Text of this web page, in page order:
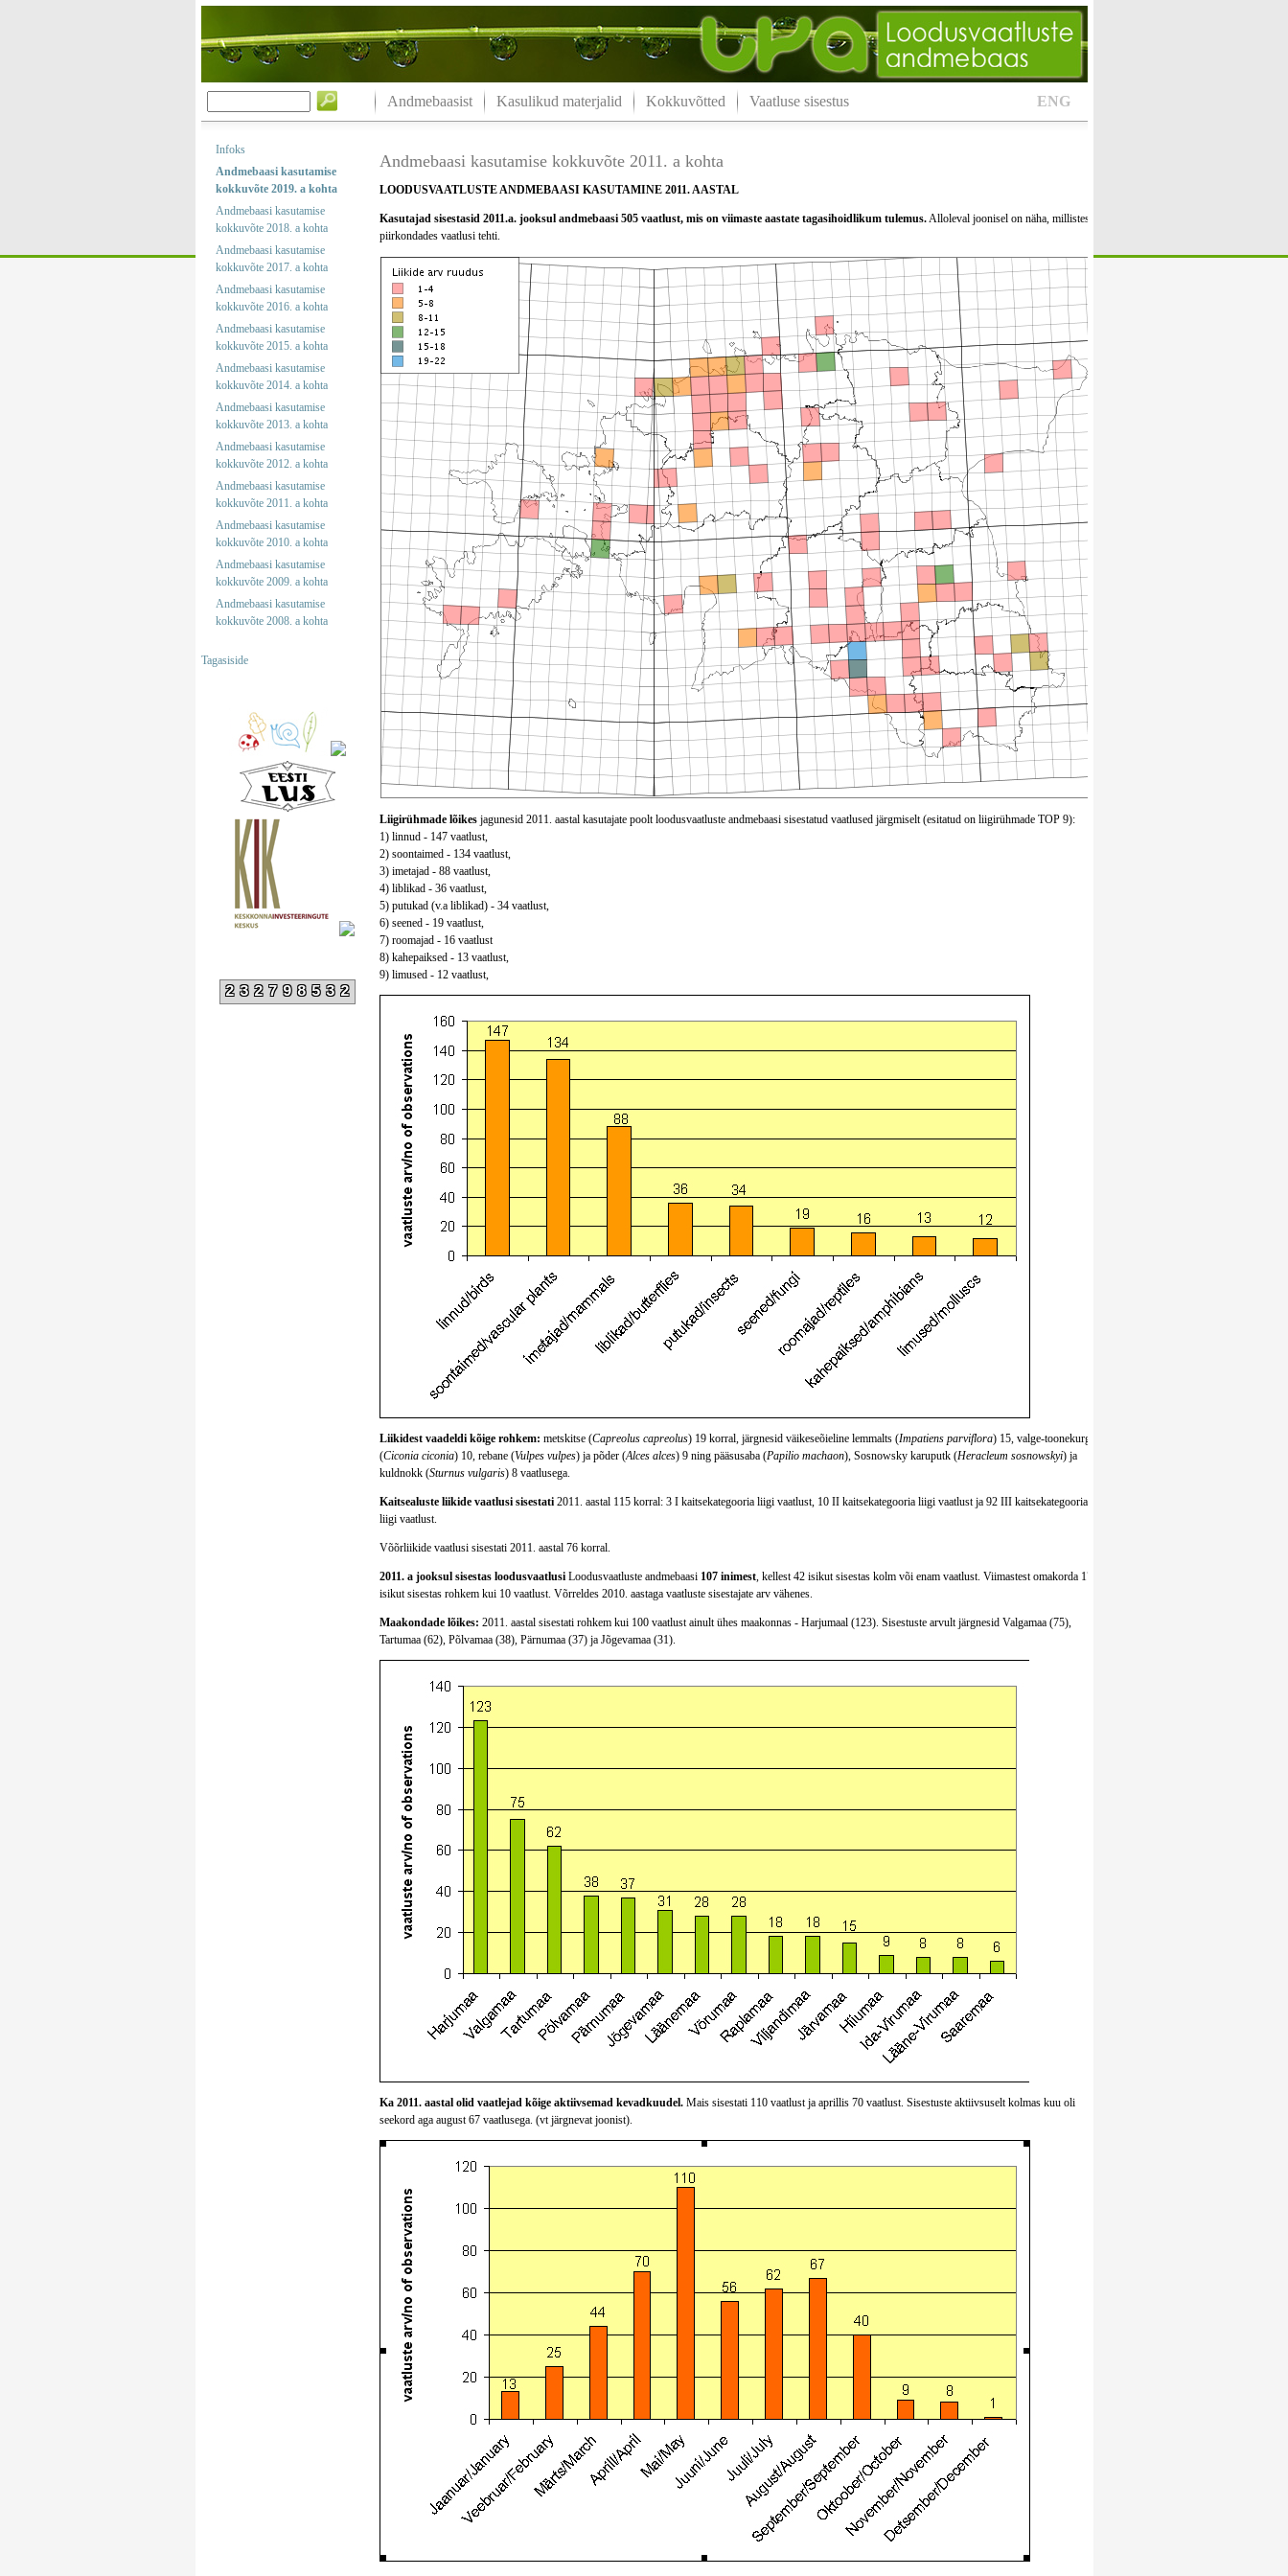
ENG
Andmebaasist Kasulikud materjalid Kokkuvõtted Vaatluse sisestus
Infoks
Andmebaasi kasutamise
kokkuvõte 2019. a kohta
Andmebaasi kasutamise
kokkuvõte 2018. a kohta
Andmebaasi kasutamise
kokkuvõte 2017. a kohta
Andmebaasi kasutamise
kokkuvõte 2016. a kohta
Andmebaasi kasutamise
kokkuvõte 2015. a kohta
Andmebaasi kasutamise
kokkuvõte 2014. a kohta
Andmebaasi kasutamise
kokkuvõte 2013. a kohta
Andmebaasi kasutamise
kokkuvõte 2012. a kohta
Andmebaasi kasutamise
kokkuvõte 2011. a kohta
Andmebaasi kasutamise
kokkuvõte 2010. a kohta
Andmebaasi kasutamise
kokkuvõte 2009. a kohta
Andmebaasi kasutamise
kokkuvõte 2008. a kohta
Tagasiside
232798532
Andmebaasi kasutamise kokkuvõte 2011. a kohta
LOODUSVAATLUSTE ANDMEBAASI KASUTAMINE 2011. AASTAL
Kasutajad sisestasid 2011.a. jooksul andmebaasi 505 vaatlust, mis on viimaste aastate tagasihoidlikum tulemus.Alloleval joonisel on näha, millistes
piirkondades vaatlusi tehti.
Liigirühmade lõikesjagunesid 2011. aastal kasutajate poolt loodusvaatluste andmebaasi sisestatud vaatlused järgmiselt (esitatud on liigirühmade TOP 9):
1) linnud - 147 vaatlust,
2) soontaimed - 134 vaatlust,
3) imetajad - 88 vaatlust,
4) liblikad - 36 vaatlust,
5) putukad (v.a liblikad) - 34 vaatlust,
6) seened - 19 vaatlust,
7) roomajad - 16 vaatlust
8) kahepaiksed - 13 vaatlust,
9) limused - 12 vaatlust,
Liikidest vaadeldi kõige rohkem: metskitse (Capreolus capreolus) 19 korral, järgnesid väikeseõieline lemmalts (Impatiens parviflora) 15, valge-toonekurge
(Ciconia ciconia) 10, rebane (Vulpes vulpes) ja põder (Alces alces) 9 ning pääsusaba (Papilio machaon), Sosnowsky karuputk (Heracleum sosnowskyi) ja
kuldnokk (Sturnus vulgaris) 8 vaatlusega.
Kaitsealuste liikide vaatlusi sisestati2011. aastal 115 korral: 3 I kaitsekategooria liigi vaatlust, 10 II kaitsekategooria liigi vaatlust ja 92 III kaitsekategooria
liigi vaatlust.
Võõrliikide vaatlusi sisestati 2011. aastal 76 korral.
2011. a jooksul sisestas loodusvaatlusiLoodusvaatluste andmebaasi 107 inimest, kellest 42 isikut sisestas kolm või enam vaatlust. Viimastest omakorda 17
isikut sisestas rohkem kui 10 vaatlust. Võrreldes 2010. aastaga vaatluste sisestajate arv vähenes.
Maakondade lõikes: 2011. aastal sisestati rohkem kui 100 vaatlust ainult ühes maakonnas - Harjumaal (123). Sisestuste arvult järgnesid Valgamaa (75),
Tartumaa (62), Põlvamaa (38), Pärnumaa (37) ja Jõgevamaa (31).
Ka 2011. aastal olid vaatlejad kõige aktiivsemad kevadkuudel.Mais sisestati 110 vaatlust ja aprillis 70 vaatlust. Sisestuste aktiivsuselt kolmas kuu oli
seekord aga august 67 vaatlusega. (vt järgnevat joonist).